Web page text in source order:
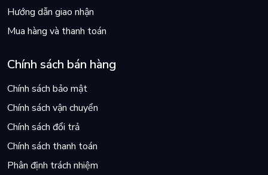
Hướng dẫn giao nhận
Mua hàng và thanh toán
Chính sách bán hàng
Chính sách bảo mật
Chính sách vận chuyển
Chính sách đổi trả
Chính sách thanh toán
Phân định trách nhiệm